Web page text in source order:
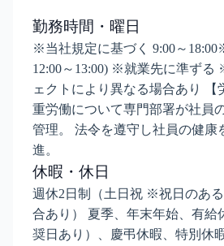
勤務時間・曜日
※当社規定に基づく 9:00～
12:00～13:00) ※就業先に準ずる
ェクトにより異なる場合あり 【
重労働について専門部署が社員
管理。 法令を遵守し社員の健康
進。
休暇・休日
週休2日制（土日祝 ※祝日のあ
合あり） 夏季、年末年始、有給
奨日あり）、慶弔休暇、特別休